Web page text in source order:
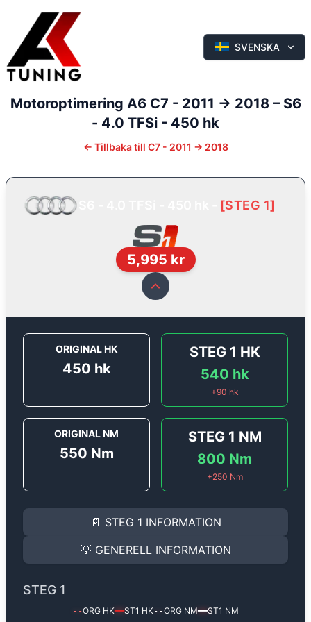
SVENSKA
Motoroptimering A6 C7 - 2011 -> 2018– S6
- 4.0 TFSi - 450 hk
← Tillbaka till C7 - 2011 -> 2018
[STEG 1]
5,995 kr
ORIGINAL HK
450 hk
STEG 1 HK
540 hk
+90 hk
ORIGINAL NM
550 Nm
STEG 1 NM
800 Nm
+250 Nm
📄 STEG 1 INFORMATION
INFORMATION
Steg 1
Audi A6 S6 - 4.0 TFSi -
Effekten ökar från450 hktill540 hkoch
(+90 hk & +250 Nm).
Ger mer effekt, högre vridmoment, lägre
Steg 1 mjukvara justerar vi ett antal
💡 GENERELL INFORMATION
✅ All mjukvara är skräddarsydd för din bil
✅ Felsökning inann samt efter optimering
STEG 1
--ORG HK━━ST1 HK--ORG NM━━ST1 NM